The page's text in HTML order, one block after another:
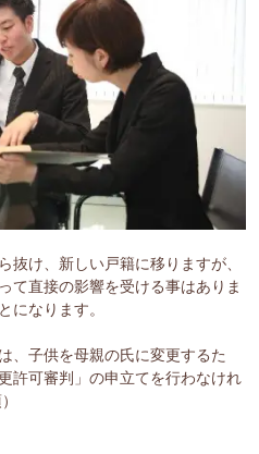
抜け、新しい戸籍に移りますが、
て直接の影響を受ける事はありま
になります。
、子供を母親の氏に変更するた
許可審判」の申立てを行わなけれ